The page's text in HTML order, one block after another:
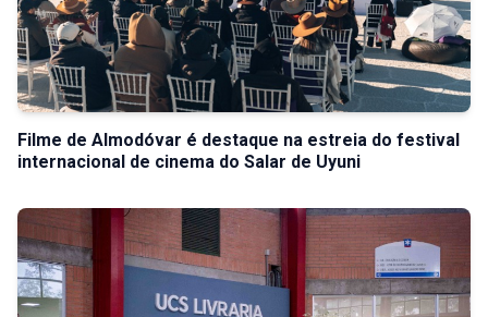
Filme de Almodóvar é destaque na estreia do festival
internacional de cinema do Salar de Uyuni